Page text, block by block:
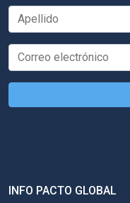
INFO PACTO GLOBAL